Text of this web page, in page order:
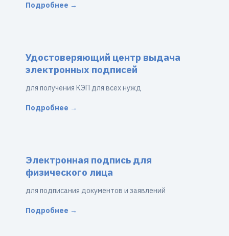
Подробнее →
Удостоверяющий центр выдача
электронных подписей
для получения КЭП для всех нужд
Подробнее →
Электронная подпись для
физического лица
для подписания документов и заявлений
Подробнее →